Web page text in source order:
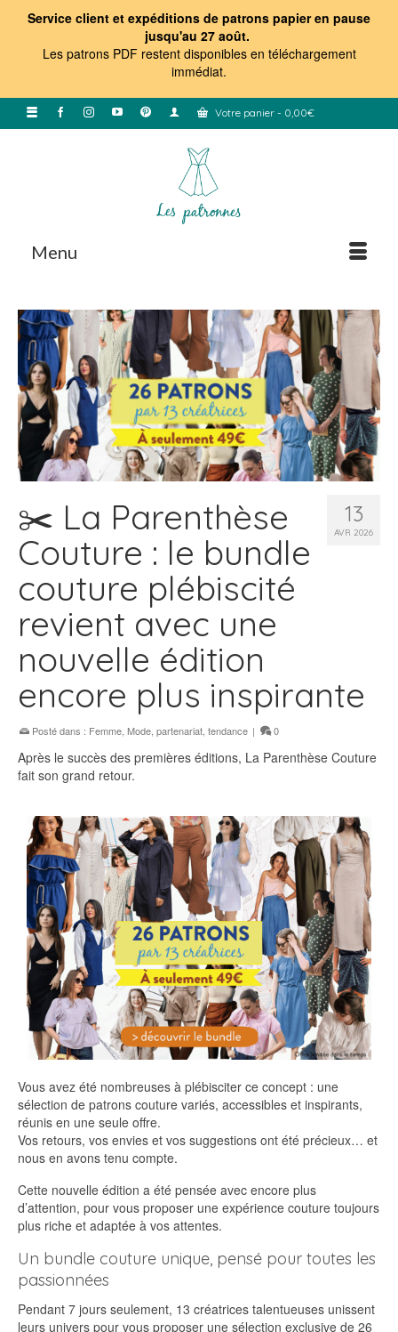
Service client et expéditions de patrons papier en pause
jusqu'au 27 août.
Les patrons PDF restent disponibles en téléchargement
immédiat.
Votre panier - 0,00€
Menu
13
AVR 2026
✂️ La Parenthèse
Couture : le bundle
couture plébiscité
revient avec une
nouvelle édition
encore plus inspirante
Posté dans : Femme Mode partenariat tendance | 0
Après le succès des premières éditions, La Parenthèse Couture
fait son grand retour.
Vous avez été nombreuses à plébisciter ce concept : une
sélection de patrons couture variés, accessibles et inspirants,
réunis en une seule offre.
Vos retours, vos envies et vos suggestions ont été précieux… et
nous en avons tenu compte.
Cette nouvelle édition a été pensée avec encore plus
d’attention, pour vous proposer une expérience couture toujours
plus riche et adaptée à vos attentes.
Un bundle couture unique, pensé pour toutes les
passionnées
Pendant 7 jours seulement, 13 créatrices talentueuses unissent
leurs univers pour vous proposer une sélection exclusive de 26